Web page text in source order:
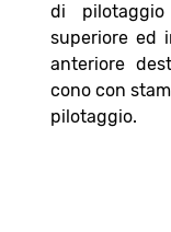
di
superiore ed
anteriore
cono con
pilotaggio.